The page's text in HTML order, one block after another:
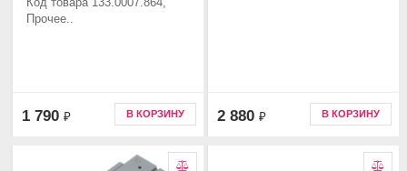
Прочее..
1 790 ₽ В КОРЗИНУ 2 880 ₽ В КОРЗИНУ